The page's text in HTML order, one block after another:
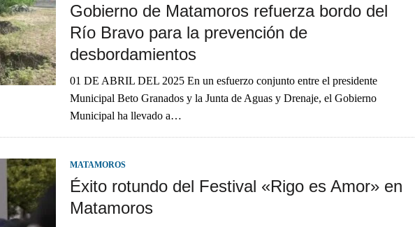
Gobierno de Matamoros refuerza bordo del
Río Bravo para la prevención de
desbordamientos
01 DE ABRIL DEL 2025 En un esfuerzo conjunto entre el presidente
Municipal Beto Granados y la Junta de Aguas y Drenaje, el Gobierno
Municipal ha llevado a…
MATAMOROS
Éxito rotundo del Festival «Rigo es Amor» en
Matamoros